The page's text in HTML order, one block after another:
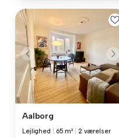
Aalborg
Lejlighed 65 m² 2 værelser